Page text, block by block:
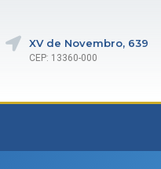
XV de Novembro, 639
CEP: 13360-000